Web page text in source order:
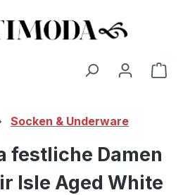
Socken & Underware
festliche Damen
Isle Aged White